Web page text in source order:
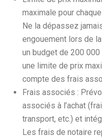
maximale pour
Ne la dépassez
engouement lors de
un budget de 200
une limite de prix
compte des frais
Frais associés :
associés à l’achat
transport, etc.) et
Les frais de notaire